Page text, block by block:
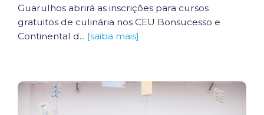
Guarulhos abrirá as inscrições para cursos
gratuitos de culinária nos CEU Bonsucesso e
Continental d... [saiba mais]